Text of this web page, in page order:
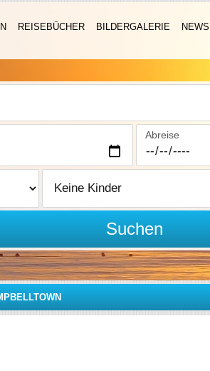
REISEBÜCHER BILDERGALERIE NEWS
Abreise
Suchen